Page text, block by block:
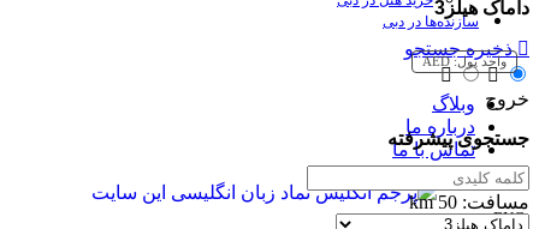
سازنده‌ها در دبی
واحد پول: AED
وبلاگ
درباره ما
تماس با ما
ENG
داماک هیلز3
ذخیره جستجو
خروج
جستجوی پیشرفته
مسافت: 50
km